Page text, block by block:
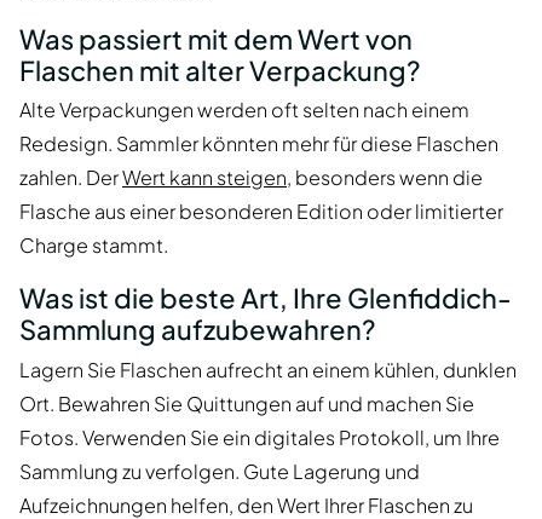
Was passiert mit dem Wert von
Flaschen mit alter Verpackung?
Alte Verpackungen werden oft selten nach einem
Redesign. Sammler könnten mehr für diese Flaschen
zahlen. DerWert kann steigen, besonders wenn die
Flasche aus einer besonderen Edition oder limitierter
Charge stammt.
Was ist die beste Art, Ihre Glenfiddich-
Sammlung aufzubewahren?
Lagern Sie Flaschen aufrecht an einem kühlen, dunklen
Ort. Bewahren Sie Quittungen auf und machen Sie
Fotos. Verwenden Sie ein digitales Protokoll, um Ihre
Sammlung zu verfolgen. Gute Lagerung und
Aufzeichnungen helfen, den Wert Ihrer Flaschen zu